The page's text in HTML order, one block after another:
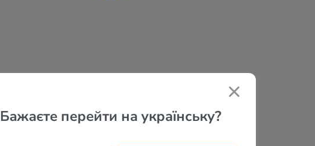
Бажаєте перейти на українську?